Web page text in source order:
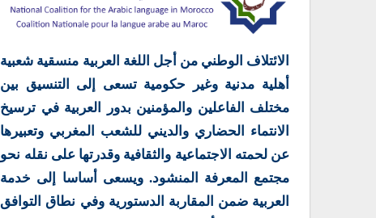
الائتلاف الوطني من أجل اللغة العربية منسقية شعبية
أهلية مدنية وغير حكومية تسعى إلى التنسيق بين
مختلف الفاعلين والمؤمنين بدور العربية في ترسيخ
الانتماء الحضاري والديني للشعب المغربي وتعبيرها
عن لحمته الاجتماعية والثقافية وقدرتها على نقله نحو
مجتمع المعرفة المنشود. ويسعى أساسا إلى خدمة
العربية ضمن المقاربة الدستورية وفي نطاق التوافق